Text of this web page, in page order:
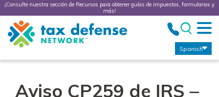
¡Consulte nuestra sección de Recursos para obtener guías de impuestos, formularios y
más!
Tax
Defense
Network
Spanish
Aviso CP259 de IRS –